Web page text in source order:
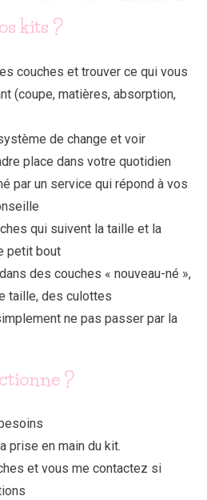
kits ?
couches et trouver ce qui vous
(coupe, matières, absorption,
de change et voir
place dans votre quotidien
par un service qui répond à vos
qui suivent la taille et la
petit bout
des couches « nouveau-né »,
taille, des culottes
ne pas passer par la
?
prise en main du kit.
et vous me contactez si